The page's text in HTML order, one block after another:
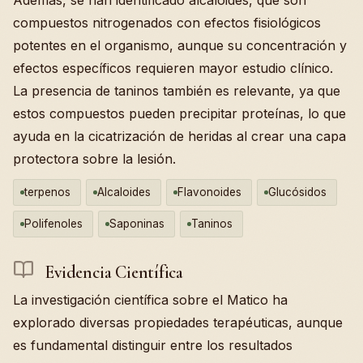
compuestos nitrogenados con efectos fisiológicos
potentes en el organismo, aunque su concentración y
efectos específicos requieren mayor estudio clínico.
La presencia de taninos también es relevante, ya que
estos compuestos pueden precipitar proteínas, lo que
ayuda en la cicatrización de heridas al crear una capa
protectora sobre la lesión.
terpenos Alcaloides Flavonoides Glucósidos
Polifenoles Saponinas Taninos
Evidencia Científica
La investigación científica sobre el Matico ha
explorado diversas propiedades terapéuticas, aunque
es fundamental distinguir entre los resultados